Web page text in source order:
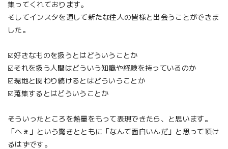
集ってくれております。
そしてインスタを通して新たな住人の皆様と出会うことができま
した。
☑️好きなものを扱うとはどういうことか
☑️それを扱う人間はどういう知識や経験を持っているのか
☑️現地と関わり続けるとはどういうことか
☑️蒐集するとはどういうことか
そういったところを熱量をもって表現できたら、と思います。
「へぇ」という驚きとともに「なんて面白いんだ」と思って頂け
るはずです。